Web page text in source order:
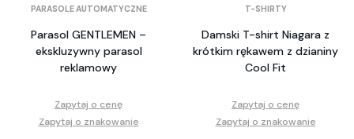
PARASOLE AUTOMATYCZNE
Parasol GENTLEMEN –
ekskluzywny parasol
reklamowy
Zapytaj o cenę
Zapytaj o znakowanie
T-SHIRTY
Damski T-shirt Niagara z
krótkim rękawem z dzianiny
Cool Fit
Zapytaj o cenę
Zapytaj o znakowanie